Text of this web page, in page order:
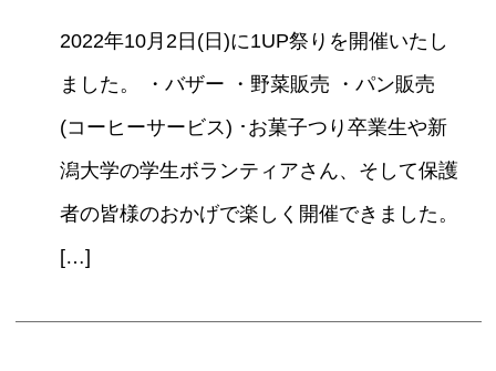
2022年10月2日(日)に1UP祭りを開催いたし
ました。 ・バザー ・野菜販売 ・パン販売
(コーヒーサービス) ･お菓子つり卒業生や新
潟大学の学生ボランティアさん、そして保護
者の皆様のおかげで楽しく開催できました。
[…]